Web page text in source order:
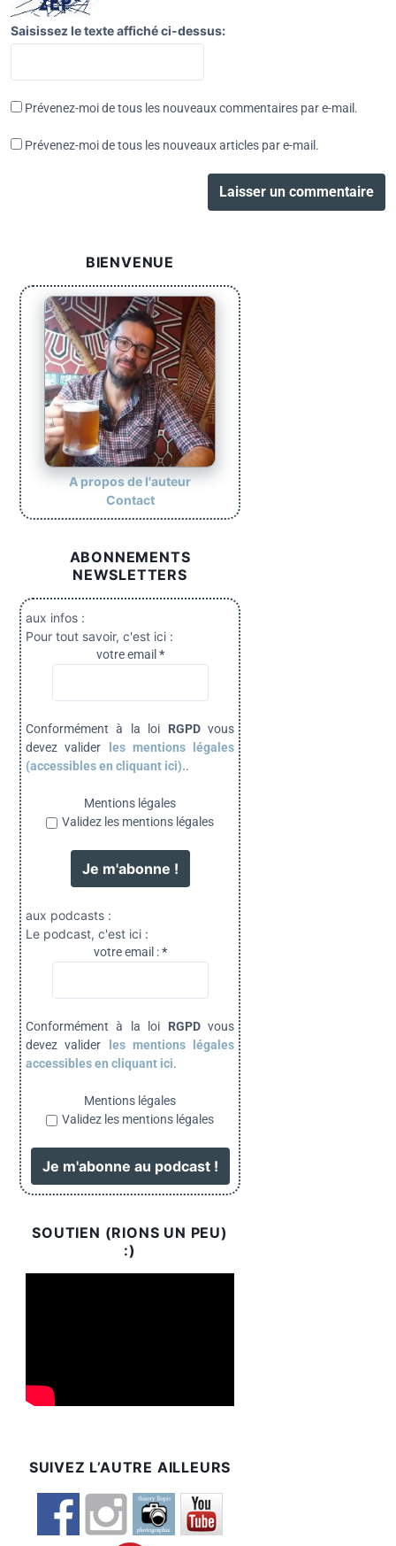
Saisissez le texte affiché ci-dessus:
Prévenez-moi de tous les nouveaux commentaires par e-mail.
Prévenez-moi de tous les nouveaux articles par e-mail.
BIENVENUE
A propos de l'auteur
Contact
ABONNEMENTS
NEWSLETTERS
aux infos :
Pour tout savoir, c'est ici :
votre email *
Conformément à la loi RGPDvous
devez valider
les mentions légales
(accessibles en cliquant ici)..
Mentions légales
Validez les mentions légales
aux podcasts :
Le podcast, c'est ici :
votre email :*
Conformément à la loi RGPDvous
devez valider
les mentions légales
accessibles en cliquant ici.
Mentions légales
Validez les mentions légales
SOUTIEN (RIONS UN PEU)
:)
SUIVEZ L’AUTRE AILLEURS